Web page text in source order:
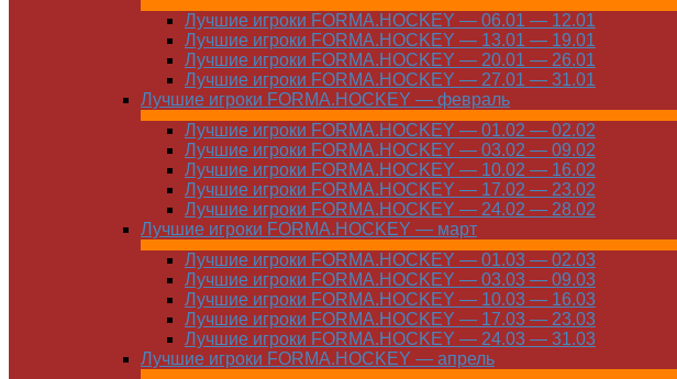
Лучшие игроки FORMA.HOCKEY — 06.01 — 12.01
Лучшие игроки FORMA.HOCKEY — 13.01 — 19.01
Лучшие игроки FORMA.HOCKEY — 20.01 — 26.01
Лучшие игроки FORMA.HOCKEY — 27.01 — 31.01
Лучшие игроки FORMA.HOCKEY — февраль
Лучшие игроки FORMA.HOCKEY — 01.02 — 02.02
Лучшие игроки FORMA.HOCKEY — 03.02 — 09.02
Лучшие игроки FORMA.HOCKEY — 10.02 — 16.02
Лучшие игроки FORMA.HOCKEY — 17.02 — 23.02
Лучшие игроки FORMA.HOCKEY — 24.02 — 28.02
Лучшие игроки FORMA.HOCKEY — март
Лучшие игроки FORMA.HOCKEY — 01.03 — 02.03
Лучшие игроки FORMA.HOCKEY — 03.03 — 09.03
Лучшие игроки FORMA.HOCKEY — 10.03 — 16.03
Лучшие игроки FORMA.HOCKEY — 17.03 — 23.03
Лучшие игроки FORMA.HOCKEY — 24.03 — 31.03
Лучшие игроки FORMA.HOCKEY — апрель